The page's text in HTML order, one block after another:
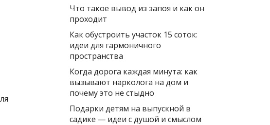
Что такое вывод из запоя и как он
проходит
Как обустроить участок 15 соток:
идеи для гармоничного
пространства
Когда дорога каждая минута: как
вызывают нарколога на дом и
почему это не стыдно
Подарки детям на выпускной в
садике — идеи с душой и смыслом